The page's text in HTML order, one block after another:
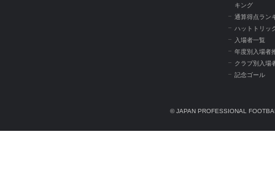
キング
通算得点ラン
ハットトリッ
入場者一覧
年度別入場者
クラブ別入場
記念ゴール
© JAPAN PROFESSIONAL